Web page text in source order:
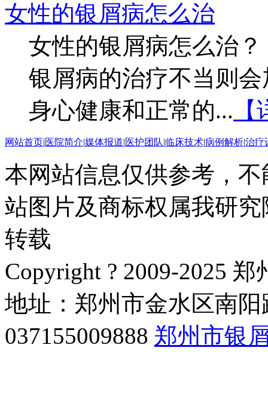
女性的银屑病怎么治
女性的银屑病怎么治
银屑病的治疗不当则
身心健康和正常的...
网站首页|医院简介|媒体报道|医护团队|临床技术|病例解析|治疗
本网站信息仅供参考，
站图片及商标权属我研
转载
Copyright ? 2009-2025
地址：郑州市金水区南
037155009888 郑州市银